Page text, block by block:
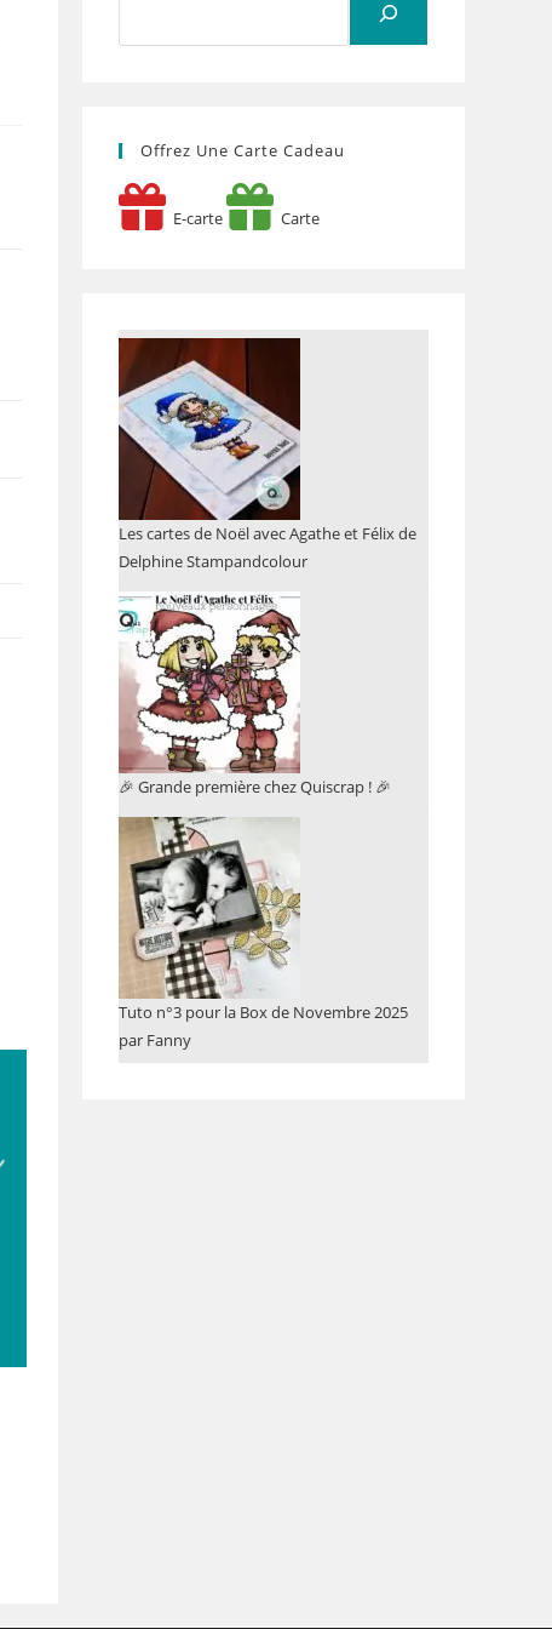
Offrez Une Carte Cadeau
E-carte Carte
Les cartes de Noël avec Agathe et Félix de
Delphine Stampandcolour
🎉 Grande première chez Quiscrap ! 🎉
Tuto n°3 pour la Box de Novembre 2025
par Fanny